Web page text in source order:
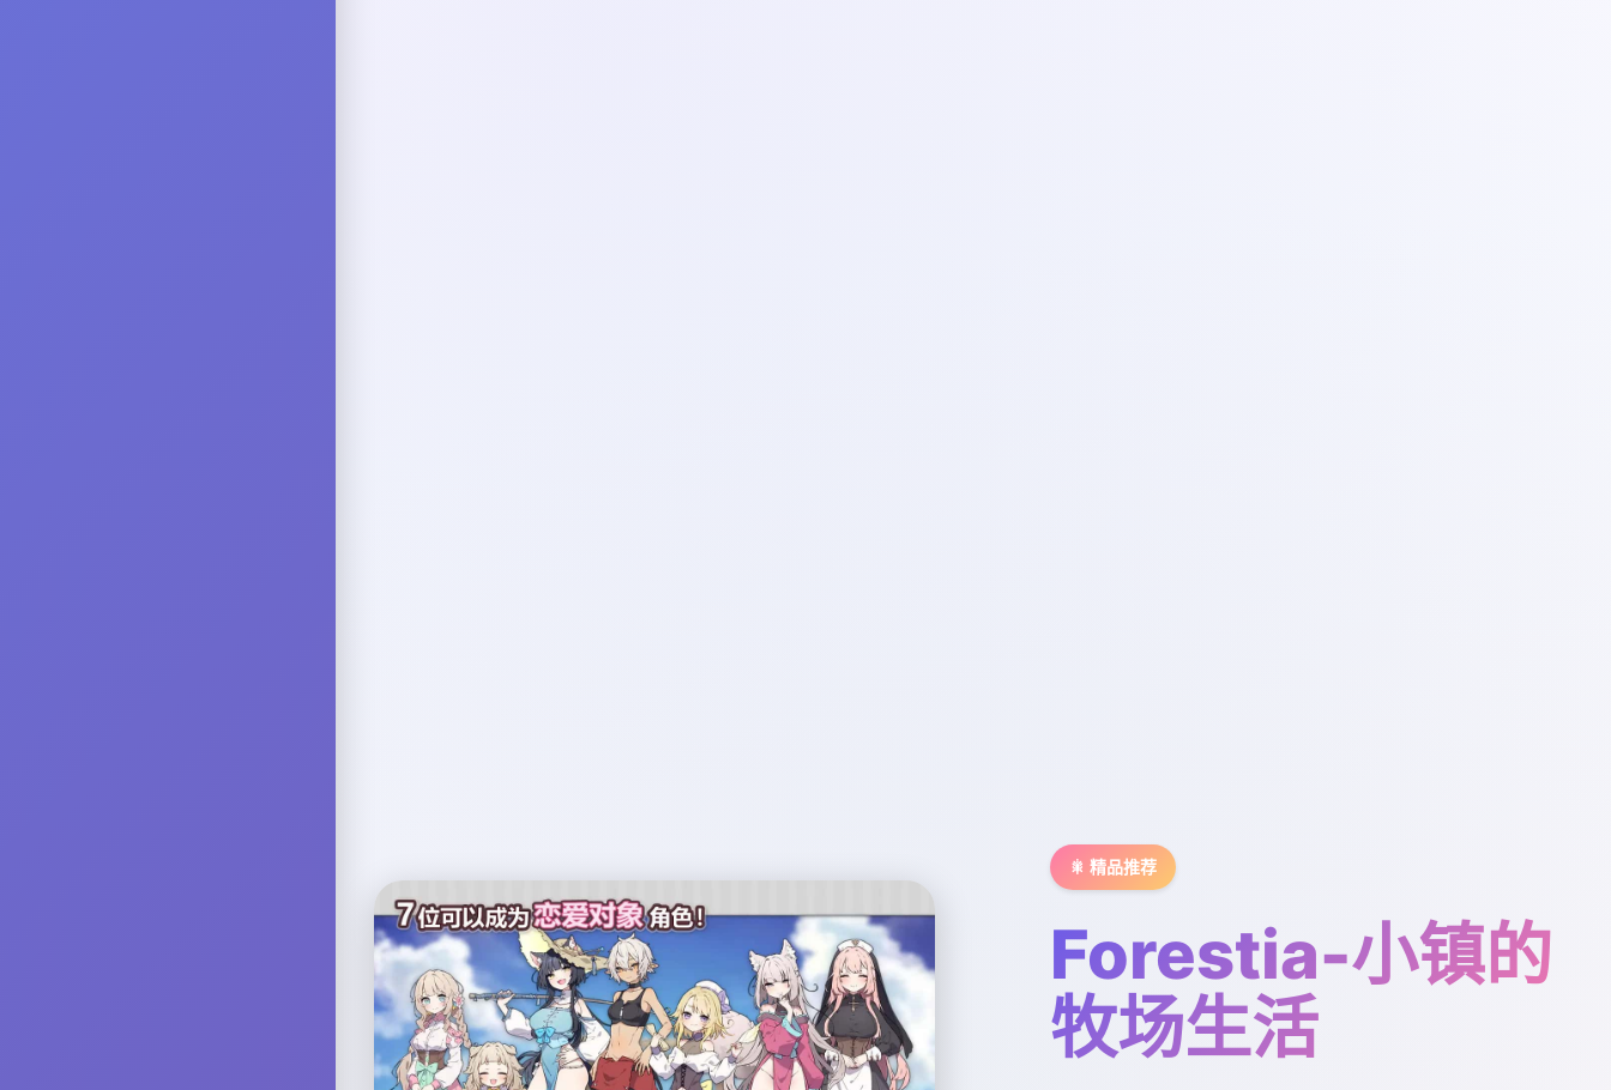
🎇 精品推荐
Forestia-小镇的
牧场生活